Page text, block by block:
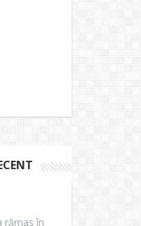
rămas în